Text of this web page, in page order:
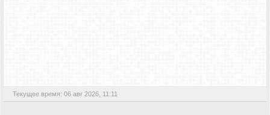
Текущее время: 06 авг 2026, 11:11